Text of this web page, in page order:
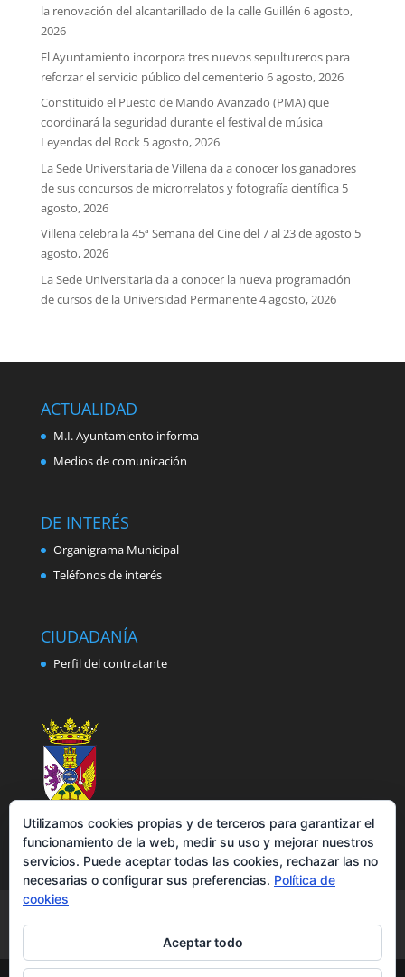
la renovación del alcantarillado de la calle Guillén 6 agosto,
2026
El Ayuntamiento incorpora tres nuevos sepultureros para
reforzar el servicio público del cementerio 6 agosto, 2026
Constituido el Puesto de Mando Avanzado (PMA) que
coordinará la seguridad durante el festival de música
Leyendas del Rock 5 agosto, 2026
La Sede Universitaria de Villena da a conocer los ganadores
de sus concursos de microrrelatos y fotografía científica 5
agosto, 2026
Villena celebra la 45ª Semana del Cine del 7 al 23 de agosto 5
agosto, 2026
La Sede Universitaria da a conocer la nueva programación
de cursos de la Universidad Permanente4 agosto, 2026
ACTUALIDAD
M.I. Ayuntamiento informa
Medios de comunicación
DE INTERÉS
Organigrama Municipal
Teléfonos de interés
CIUDADANÍA
Perfil del contratante
Política de cookies
Accesibilidad
Utilizamos cookies propias y de terceros para garantizar el
funcionamiento de la web, medir su uso y mejorar nuestros
servicios. Puede aceptar todas las cookies, rechazar las no
necesarias o configurar sus preferencias. Política de
cookies
Aceptar todo